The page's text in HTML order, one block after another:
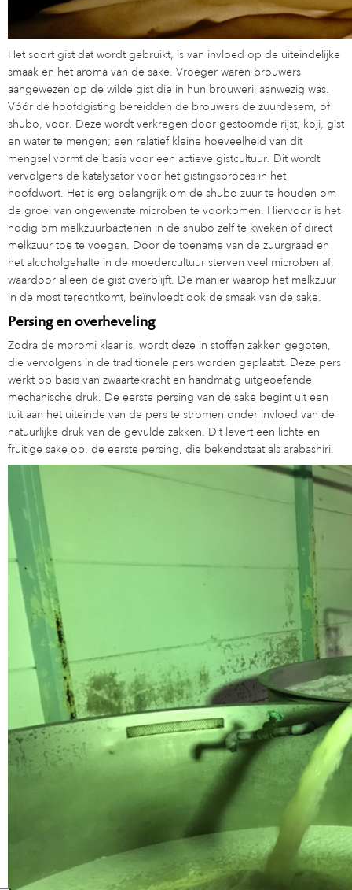
Het soort gist dat wordt gebruikt, is van invloed op de uiteindelijke
smaak en het aroma van de sake. Vroeger waren brouwers
aangewezen op de wilde gist die in hun brouwerij aanwezig was.
Vóór de hoofdgisting bereidden de brouwers de zuurdesem, of
shubo, voor. Deze wordt verkregen door gestoomde rijst, koji, gist
en water te mengen; een relatief kleine hoeveelheid van dit
mengsel vormt de basis voor een actieve gistcultuur. Dit wordt
vervolgens de katalysator voor het gistingsproces in het
hoofdwort. Het is erg belangrijk om de shubo zuur te houden om
de groei van ongewenste microben te voorkomen. Hiervoor is het
nodig om melkzuurbacteriën in de shubo zelf te kweken of direct
melkzuur toe te voegen. Door de toename van de zuurgraad en
het alcoholgehalte in de moedercultuur sterven veel microben af,
waardoor alleen de gist overblijft. De manier waarop het melkzuur
in de most terechtkomt, beïnvloedt ook de smaak van de sake.
Persing en overheveling
Zodra de moromi klaar is, wordt deze in stoffen zakken gegoten,
die vervolgens in de traditionele pers worden geplaatst. Deze pers
werkt op basis van zwaartekracht en handmatig uitgeoefende
mechanische druk. De eerste persing van de sake begint uit een
tuit aan het uiteinde van de pers te stromen onder invloed van de
natuurlijke druk van de gevulde zakken. Dit levert een lichte en
fruitige sake op, de eerste persing, die bekendstaat als arabashiri.